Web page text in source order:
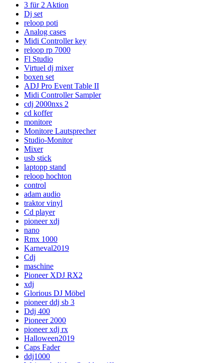
3 für 2 Aktion
Dj set
reloop poti
Analog cases
Midi Controller key
reloop rp 7000
Fl Studio
Virtuel dj mixer
boxen set
ADJ Pro Event Table II
Midi Controller Sampler
cdj 2000nxs 2
cd koffer
monitore
Monitore Lautsprecher
Studio-Monitor
Mixer
usb stick
laptopp stand
reloop hochton
control
adam audio
traktor vinyl
Cd player
pioneer xdj
nano
Rmx 1000
Karneval2019
Cdj
maschine
Pioneer XDJ RX2
xdj
Glorious DJ Möbel
pioneer ddj sb 3
Ddj 400
Pioneer 2000
pioneer xdj rx
Halloween2019
Caps Fader
ddj1000